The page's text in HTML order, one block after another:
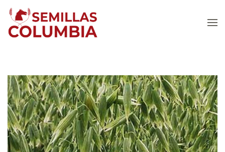
Skip to main content